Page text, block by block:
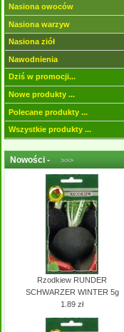
Nasiona owoców
Nasiona warzyw
Nasiona ziół
Nawodnienia
Dziś w promocji...
Nowe produkty ...
Polecane produkty ...
Wszystkie produkty ...
Nowości - >>>
Rzodkiew RUNDER
SCHWARZER WINTER 5g
1.89 zł